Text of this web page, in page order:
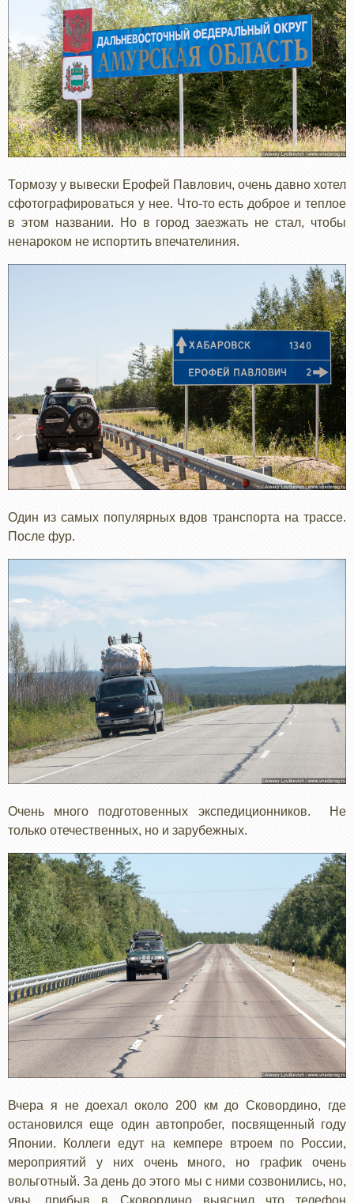
Тормозу у вывески Ерофей Павлович, очень давно хотел
сфотографироваться у нее. Что-то есть доброе и теплое
в этом названии. Но в город заезжать не стал, чтобы
ненароком не испортить впечателиния.
Один из самых популярных вдов транспорта на трассе.
После фур.
Очень много подготовенных экспедиционников. Не
только отечественных, но и зарубежных.
Вчера я не доехал около 200 км до Сковордино, где
остановился еще один автопробег, посвященный году
Японии. Коллеги едут на кемпере втроем по России,
мероприятий у них очень много, но график очень
вольготный. За день до этого мы с ними созвонились, но,